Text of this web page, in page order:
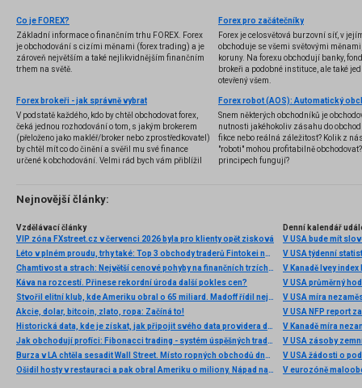
Co je FOREX?
Základní informace o finančním trhu FOREX. Forex
je obchodování s cizími měnami (forex trading) a je
zároveň největším a také nejlikvidnějším finančním
trhem na světě.
Forex pro začátečníky
Forex je celosvětová burzovní síť, v
obchoduje se všemi světovými
koruny. Na forexu obchodují banky,
brokeři a podobné instituce, ale také
otevřený všem.
Forex brokeři - jak správně vybrat
V podstatě každého, kdo by chtěl obchodovat forex,
čeká jednou rozhodování o tom, s jakým brokerem
(přeloženo jako makléř/broker nebo zprostředkovatel)
by chtěl mít co do činění a svěřil mu své finance
určené k obchodování. Velmi rád bych vám přiblížil
několik příkladů nejznámějších z nich.
Snem některých obchodníků je
nutnosti jakéhokoliv zásahu do
fikce nebo reálná záležitost? Kolik z
"roboti" mohou profitabilně
principech fungují?
Nejnovější články:
Vzdělávací články
VIP zóna FXstreet.cz v červenci 2026 byla pro klienty opět zisková
Léto v plném proudu, trhy také: Top 3 obchody traderů Fintokei na indexech a zlatě
Chamtivost a strach: Největší cenové pohyby na finančních trzích (červenec 2026)
Káva na rozcestí. Přinese rekordní úroda další pokles cen?
Stvořil elitní klub, kde Ameriku obral o 65 miliard. Madoff řídil největší Ponzi dějin
Akcie, dolar, bitcoin, zlato, ropa: Začíná to!
Historická data, kde je získat, jak připojit svého data providera do MultiCharts a proč je budeme potřebovat? (4. díl)
Jak obchodují profíci: Fibonacci trading - systém úspěšných traderů
Burza v LA chtěla sesadit Wall Street. Místo ropných obchodů dnes místem duní basy
Ošidil hosty v restauraci a pak obral Ameriku o miliony. Nápad na obří podvod dostal Ponzi náhodou
Denní kalendář
V USA bude mít
V USA týdenní
V Kanadě Ivey index
V USA průměrný
V USA míra
V USA NFP report
V Kanadě míra
V USA zásoby
V USA žádosti o
V eurozóně